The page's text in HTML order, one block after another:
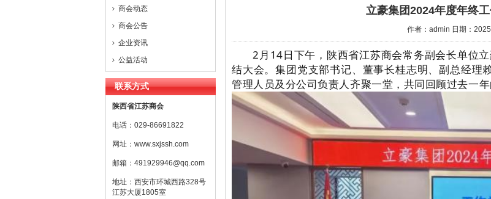
商会动态
商会公告
企业资讯
公益活动
联系方式
陕西省江苏商会
电话：029-86691822
网址： www.sxjssh.com
邮箱： 491929946@qq.com
地址：西安市环城西路328号
江苏大厦1805室
立豪集团2024年度年终
作者：admin 日期：
2月14日下午，陕西省江苏商会常务副会长单位
结大会。集团党支部书记、董事长桂志明、副总经理
管理人员及分公司负责人齐聚一堂，共同回顾过去一